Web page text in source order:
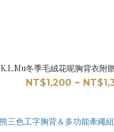
K.L.Mu冬季毛絨花呢胸背衣附
NT$1,200 ~